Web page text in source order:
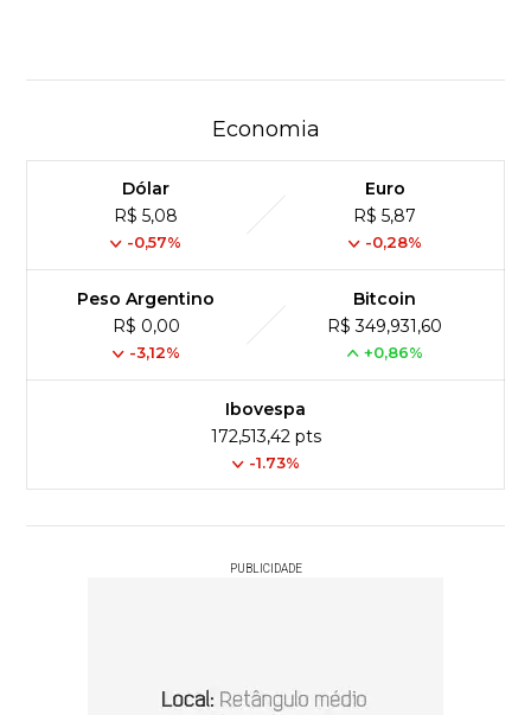
Economia
Dólar
R$ 5,08
-0,57%
Euro
R$ 5,87
-0,28%
Peso Argentino
R$ 0,00
-3,12%
Bitcoin
R$ 349,931,60
+0,86%
Ibovespa
172,513,42 pts
-1.73%
PUBLICIDADE